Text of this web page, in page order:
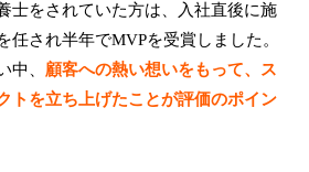
士をされていた方は、入社直後に施
任され半年でMVPを受賞しました。
中、顧客への熱い想いをもって、ス
トを立ち上げたことが評価のポイン